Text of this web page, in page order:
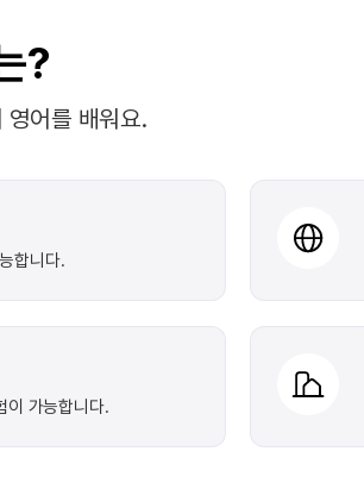
?
영어를 배워요.
합니다.
이 가능합니다.